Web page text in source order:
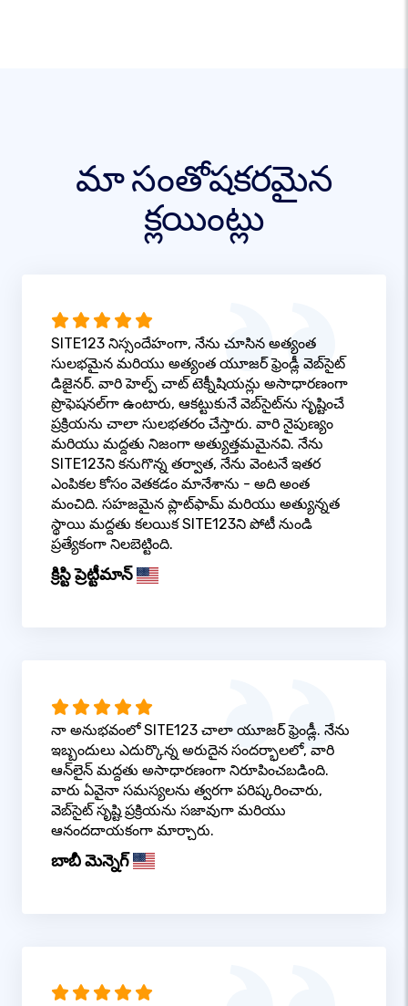
మా సంతోషకరమైన
క్లయింట్లు
SITE123 నిస్సందేహంగా, నేను చూసిన అత్యంత
సులభమైన మరియు అత్యంత యూజర్ ఫ్రెండ్లీ వెబ్‌సైట్
డిజైనర్. వారి హెల్ప్ చాట్ టెక్నీషియన్లు అసాధారణంగా
ప్రొఫెషనల్‌గా ఉంటారు, ఆకట్టుకునే వెబ్‌సైట్‌ను సృష్టించే
ప్రక్రియను చాలా సులభతరం చేస్తారు. వారి నైపుణ్యం
మరియు మద్దతు నిజంగా అత్యుత్తమమైనవి. నేను
SITE123ని కనుగొన్న తర్వాత, నేను వెంటనే ఇతర
ఎంపికల కోసం వెతకడం మానేశాను - అది అంత
మంచిది. సహజమైన ప్లాట్‌ఫామ్ మరియు అత్యున్నత
స్థాయి మద్దతు కలయిక SITE123ని పోటీ నుండి
ప్రత్యేకంగా నిలబెట్టింది.
క్రిస్టి ప్రెట్టీమాన్
నా అనుభవంలో SITE123 చాలా యూజర్ ఫ్రెండ్లీ. నేను
ఇబ్బందులు ఎదుర్కొన్న అరుదైన సందర్భాలలో, వారి
ఆన్‌లైన్ మద్దతు అసాధారణంగా నిరూపించబడింది.
వారు ఏవైనా సమస్యలను త్వరగా పరిష్కరించారు,
వెబ్‌సైట్ సృష్టి ప్రక్రియను సజావుగా మరియు
ఆనందదాయకంగా మార్చారు.
బాబీ మెన్నెగ్